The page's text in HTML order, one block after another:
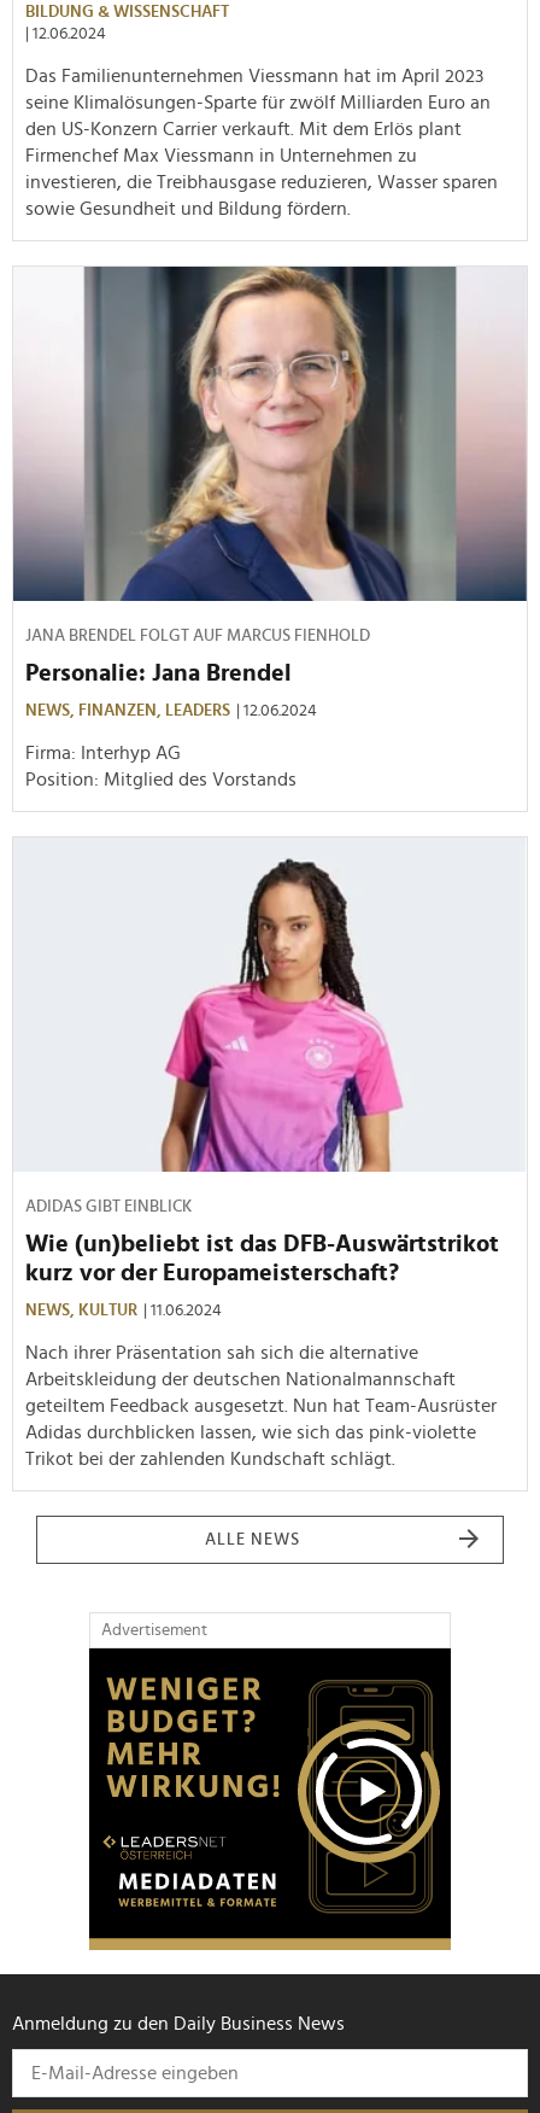
BILDUNG & WISSENSCHAFT
| 12.06.2024
Das Familienunternehmen Viessmann hat im April 2023
seine Klimalösungen-Sparte für zwölf Milliarden Euro an
den US-Konzern Carrier verkauft. Mit dem Erlös plant
Firmenchef Max Viessmann in Unternehmen zu
investieren, die Treibhausgase reduzieren, Wasser sparen
sowie Gesundheit und Bildung fördern.
JANA BRENDEL FOLGT AUF MARCUS FIENHOLD
Personalie: Jana Brendel
NEWS, FINANZEN, LEADERS | 12.06.2024
Firma: Interhyp AG
Position: Mitglied des Vorstands
ADIDAS GIBT EINBLICK
Wie (un)beliebt ist das DFB-Auswärtstrikot
kurz vor der Europameisterschaft?
NEWS, KULTUR | 11.06.2024
Nach ihrer Präsentation sah sich die alternative
Arbeitskleidung der deutschen Nationalmannschaft
geteiltem Feedback ausgesetzt. Nun hat Team-Ausrüster
Adidas durchblicken lassen, wie sich das pink-violette
Trikot bei der zahlenden Kundschaft schlägt.
ALLE NEWS
Advertisement
Anmeldung zu den Daily Business News